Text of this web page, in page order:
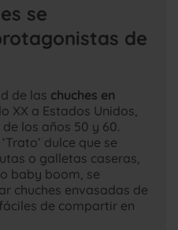
se
de
de las chuches en
XX a Estados Unidos,
los años 50 y 60.
dulce que se
o galletas caseras,
baby boom, se
chuches envasadas de
de compartir en